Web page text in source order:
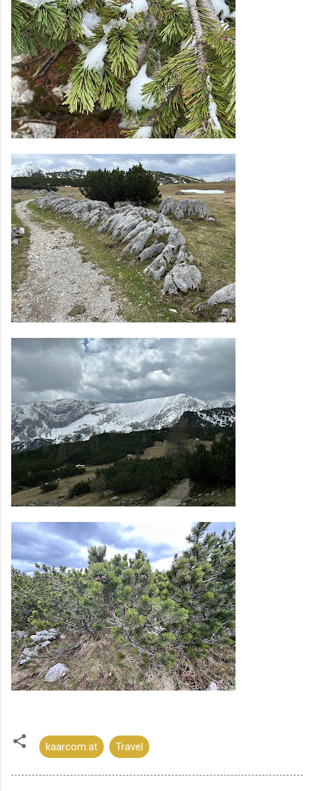
kaarcom.at Travel